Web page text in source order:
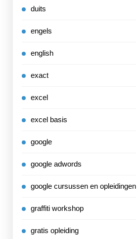
duits
engels
english
exact
excel
excel basis
google
google adwords
google cursussen en opleidingen
graffiti workshop
gratis opleiding